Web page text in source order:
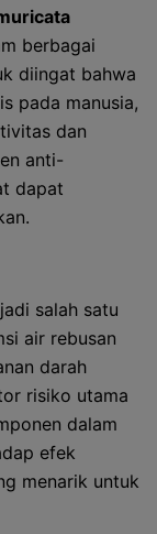
berbagai
diingat bahwa
pada manusia,
dan
anti-
dapat
salah satu
air rebusan
darah
risiko utama
dalam
efek
menarik untuk